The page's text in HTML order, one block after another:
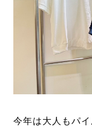
今年は大人もパ